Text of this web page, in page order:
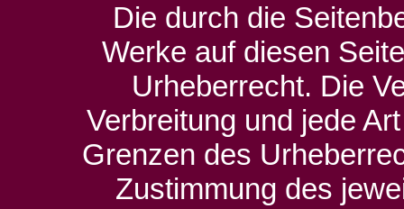
Die durch die
Werke auf diesen
Urheberrecht. Die
Verbreitung und jede
Grenzen des
Zustimmung des